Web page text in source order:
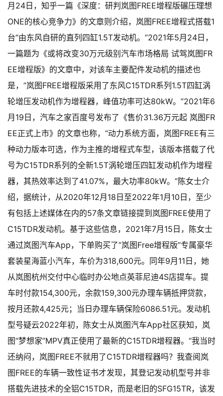
月24日，知乎一篇《深度：研判岚图FREE增程版碾压理想
ONE的核心竞争力》的文章则介绍，岚图FREE增程式搭载1
台“由东风自研的直列四缸1.5T发动机。”2021年5月24日，
一篇题为《或将改变30万元级别汽车市场格局 试驾岚图FR
EE增程版》的文章中，对该车主要配件发动机的描述也
是，“岚图FREE增程版采用了东风C15TDR系列1.5T四缸涡
轮增压发动机作为增程器，峰值功率可达80kW。”2021年6
月19日，汽车之家百度号发布了《售价31.36万元起 岚图FR
EE正式上市》的文章也称，“动力系统方面，岚图FREE有三
种动力版本可选，作为主推的增程式车型，该版本搭载了代
号为C15TDR系列的全新1.5T涡轮增压四缸发动机作为增程
器，其热效率达到了41.07%，最大功率80kW。”陈女士介
绍，据统计，从2020年12月18日至2022年1月10日，至少
有包括上述媒体在内的57条文章链接提到岚图FREE使用了
C15TDR发动机。 基于这些信息，2021年7月15日，陈女士
通过岚图汽车App，下单购买了“岚图Free增程版”专属豪华
套装星海蓝小汽车，车价为318,600元。同年9月11日，她
从岚图杭州交付中心临时办公地点英菲尼迪4S店提车。提
车时付款154,300元，余款159,300元办理车辆抵押贷款，
按月还款4,425元；当日办理车辆保险6086.51元。 发动机
型号疑云2022年初，陈女士从岚图汽车App社区获知，岚
图“梦想家”MPV真正使用了最新的C15TDR增程器。“我当时
还纳闷，岚图FREE不就用了C15TDR增程器吗？我查阅岚
图FREE的车辆一致性证书才发现，其登记发动机型号并非
搭载先进技术的全铝C15TDR，而是老旧的SFG15TR，该发